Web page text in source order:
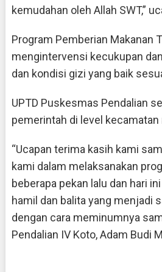
kemudahan oleh Allah SWT,”
Program Pemberian Makanan
mengintervensi kecukupan
dan kondisi gizi yang baik
UPTD Puskesmas Pendalian
pemerintah di level
“Ucapan terima kasih kami
kami dalam melaksanakan
beberapa pekan lalu dan hari
hamil dan balita yang menjadi
dengan cara meminumnya
Pendalian IV Koto, Adam Budi